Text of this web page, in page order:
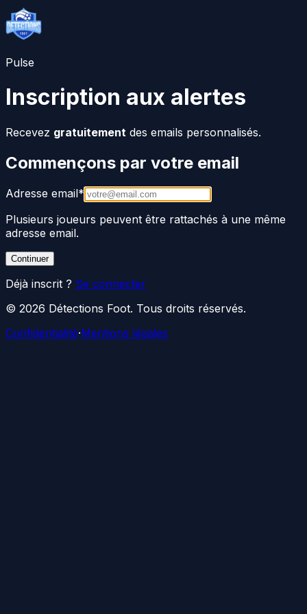
Pulse
Inscription aux alertes
Recevez gratuitement des emails personnalisés.
Commençons par votre email
Adresse email*
Plusieurs joueurs peuvent être rattachés à une même
adresse email.
Continuer
Déjà inscrit ? Se connecter
© 2026 Détections Foot. Tous droits réservés.
Confidentialité·Mentions légales